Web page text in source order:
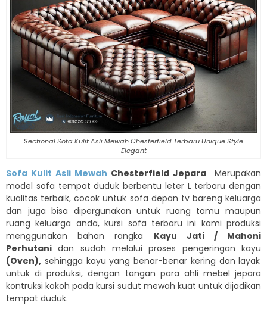
Sectional Sofa Kulit Asli Mewah Chesterfield Terbaru Unique Style
Elegant
Sofa Kulit Asli Mewah Chesterfield Jepara Merupakan
model sofa tempat duduk berbentu leter L terbaru dengan
kualitas terbaik, cocok untuk sofa depan tv bareng keluarga
dan juga bisa dipergunakan untuk ruang tamu maupun
ruang keluarga anda, kursi sofa terbaru ini kami produksi
menggunakan bahan rangka Kayu Jati / Mahoni
Perhutani dan sudah melalui proses pengeringan kayu
(Oven), sehingga kayu yang benar-benar kering dan layak
untuk di produksi, dengan tangan para ahli mebel jepara
kontruksi kokoh pada kursi sudut mewah kuat untuk dijadikan
tempat duduk.